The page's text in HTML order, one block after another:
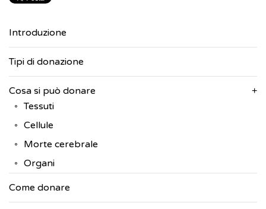
Introduzione
Tipi di donazione
Cosa si può donare
Tessuti
Cellule
Morte cerebrale
Organi
Come donare